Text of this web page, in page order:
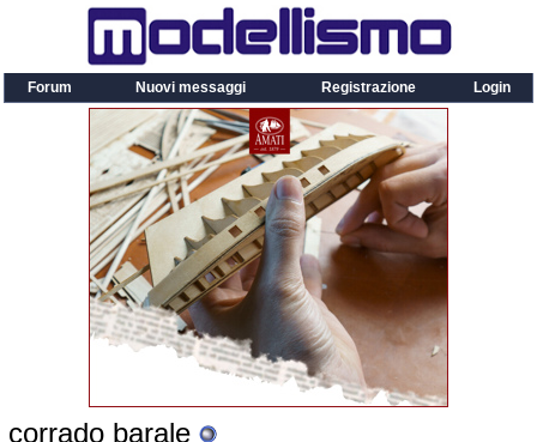
Forum Nuovi messaggi Registrazione Login
corrado barale